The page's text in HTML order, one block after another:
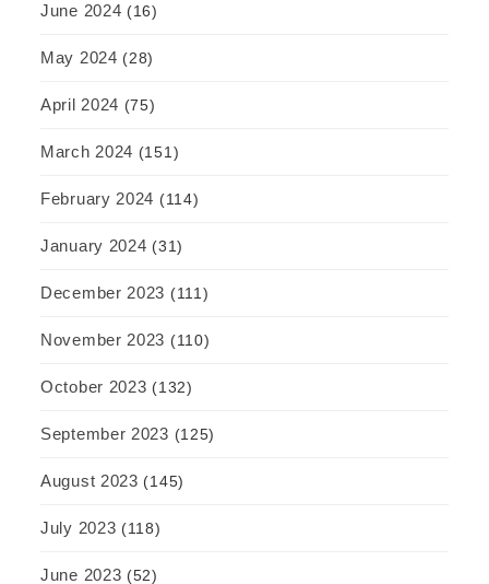
June 2024 (16)
May 2024 (28)
April 2024 (75)
March 2024 (151)
February 2024 (114)
January 2024 (31)
December 2023 (111)
November 2023 (110)
October 2023 (132)
September 2023 (125)
August 2023 (145)
July 2023 (118)
June 2023 (52)